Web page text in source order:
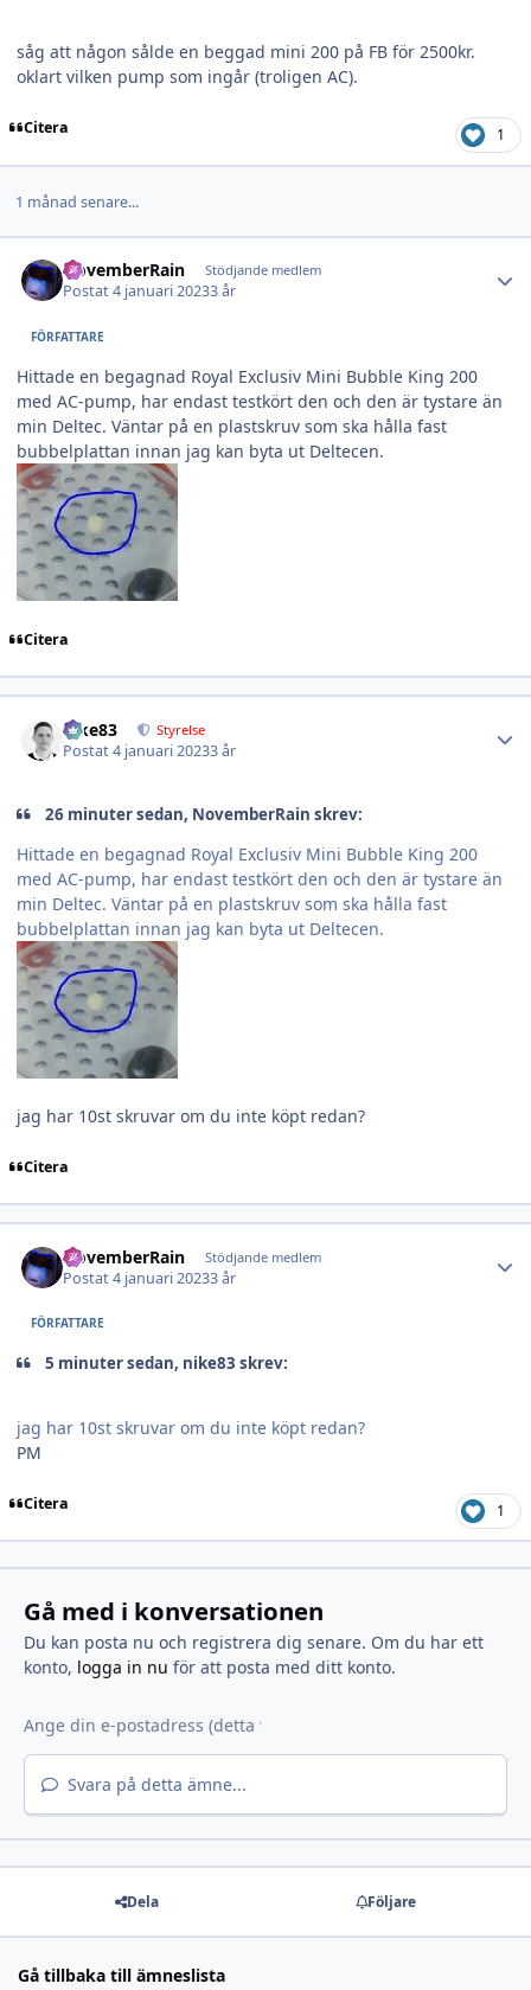
såg att någon sålde en beggad mini 200 på FB för 2500kr.
oklart vilken pump som ingår (troligen AC).
Citera 1
1 månad senare...
NovemberRain Stödjande medlem
Postat4 januari 20233 år
FÖRFATTARE
Hittade en begagnad Royal Exclusiv Mini Bubble King 200
med AC-pump, har endast testkört den och den är tystare än
min Deltec. Väntar på en plastskruv som ska hålla fast
bubbelplattan innan jag kan byta ut Deltecen.
Citera
nike83 Styrelse
Postat4 januari 20233 år
26 minuter sedan, NovemberRain skrev:
Hittade en begagnad Royal Exclusiv Mini Bubble King 200
med AC-pump, har endast testkört den och den är tystare än
min Deltec. Väntar på en plastskruv som ska hålla fast
bubbelplattan innan jag kan byta ut Deltecen.
jag har 10st skruvar om du inte köpt redan?
Citera
NovemberRain Stödjande medlem
Postat4 januari 20233 år
FÖRFATTARE
5 minuter sedan, nike83 skrev:
jag har 10st skruvar om du inte köpt redan?
PM
Citera 1
Gå med i konversationen
Du kan posta nu och registrera dig senare. Om du har ett
konto, logga in nu för att posta med ditt konto.
Svara på detta ämne...
Dela Följare
Gå tillbaka till ämneslista